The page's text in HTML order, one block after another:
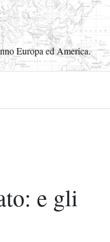
Europa ed America.
e gli